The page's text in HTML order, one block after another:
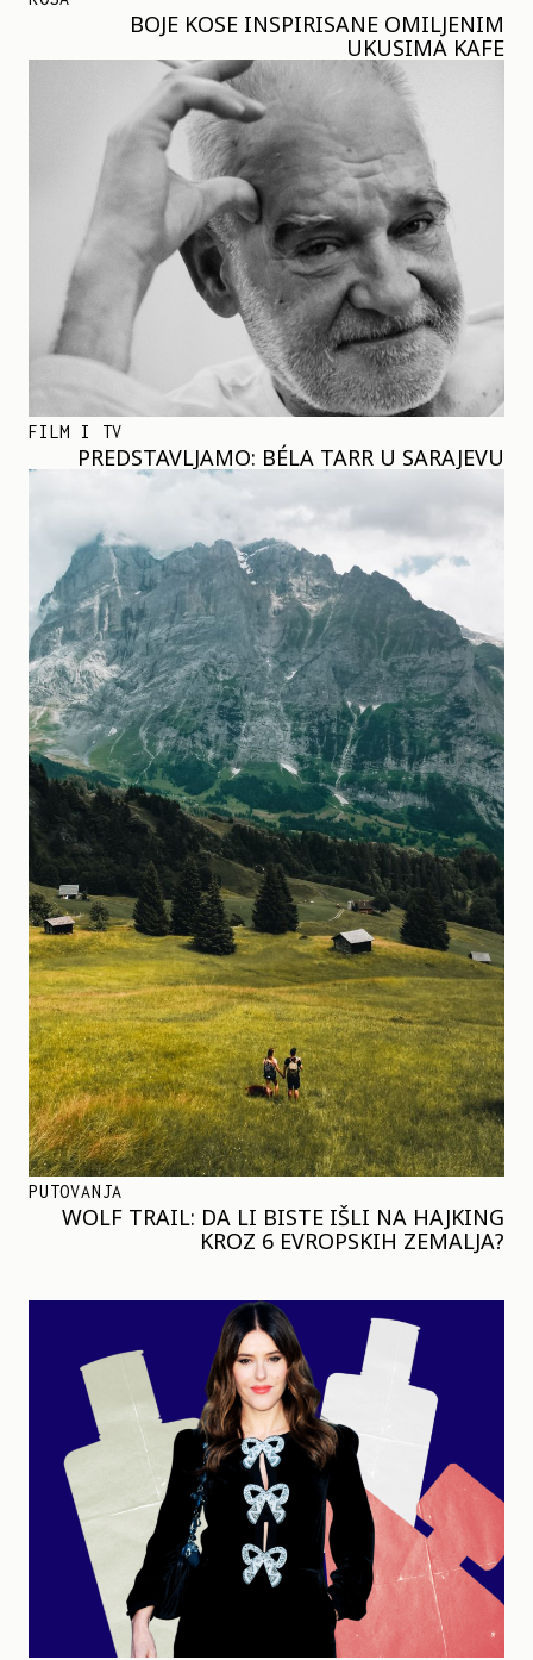
BOJE KOSE INSPIRISANE OMILJENIM
UKUSIMA KAFE
FILM I TV
PREDSTAVLJAMO: BÉLA TARR U SARAJEVU
PUTOVANJA
WOLF TRAIL: DA LI BISTE IŠLI NA HAJKING
KROZ 6 EVROPSKIH ZEMALJA?